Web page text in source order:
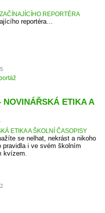
REPORTÉRA
reportéra…
NOVINÁŘSKÁ ETIKA A
ETIKA A ŠKOLNÍ ČASOPISY
se nelhat, nekrást a nikoho
i ve svém školním
kvízem.